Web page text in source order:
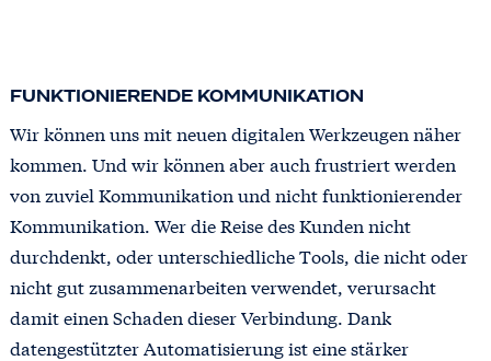
FUNKTIONIERENDE KOMMUNIKATION
Wir können uns mit neuen digitalen Werkzeugen näher
kommen. Und wir können aber auch frustriert werden
von zuviel Kommunikation und nicht funktionierender
Kommunikation. Wer die Reise des Kunden nicht
durchdenkt, oder unterschiedliche Tools, die nicht oder
nicht gut zusammenarbeiten verwendet, verursacht
damit einen Schaden dieser Verbindung. Dank
datengestützter Automatisierung ist eine stärker